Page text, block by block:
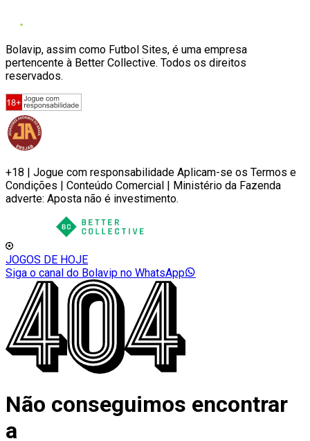
Bolavip, assim como Futbol Sites, é uma empresa
pertencente à Better Collective. Todos os direitos
reservados.
+18 | Jogue com responsabilidade Aplicam-se os Termos e
Condições | Conteúdo Comercial | Ministério da Fazenda
adverte: Aposta não é investimento.
JOGOS DE HOJE
Siga o canal do Bolavip no WhatsApp
Não conseguimos encontrar
a